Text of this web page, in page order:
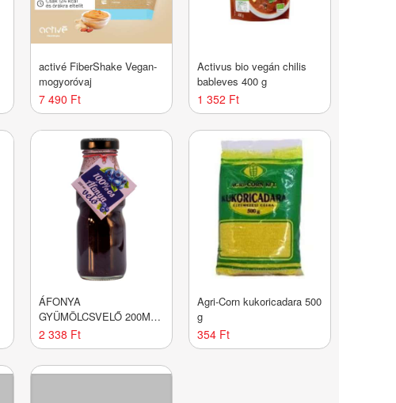
activé FiberShake Vegan-
mogyoróvaj
7 490 Ft
Activus bio vegán chilis
bableves 400 g
1 352 Ft
ÁFONYA
GYÜMÖLCSVELŐ 200ML
DRS
2 338 Ft
Agri-Corn kukoricadara 500
g
354 Ft